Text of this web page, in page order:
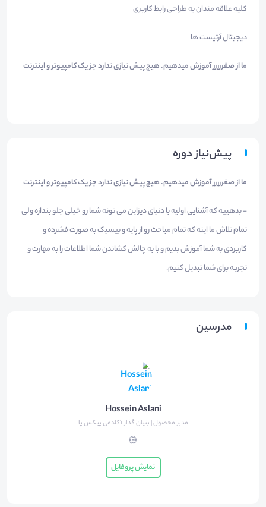
کلیه علاقه مندان به طراحی رابط کاربری
دیجیتال آرتیست ها
ما از صفررررر آموزش میدهیم. هیچ پیش نیازی ندارد جز یک کامپیوتر و اینترنت
پیش‌نیاز دوره
ما از صفررررر آموزش میدهیم. هیچ پیش نیازی ندارد جز یک کامپیوتر و اینترنت
- بدهییه که آشنایی اولیه با دنیای دیزاین می تونه شما رو خیلی جلو بندازه ولی
تمام تلاش ما اینه که تمام مباحث رو از پایه و بیسیک به صورت فشرده و
کاربردی به شما آموزش بدیم و با به چالش کشاندن شما اطلاعات را به مهارت و
تجربه برای شما تبدیل کنیم.
مدرسین
Hossein Aslani
مدیر محصول | بنیان گذار آکادمی پیکس پا
نمایش پروفایل